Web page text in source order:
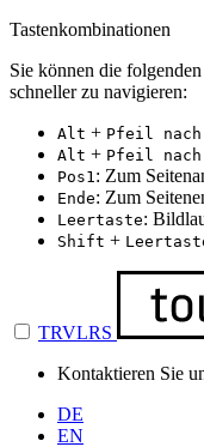
Tastenkombinationen
Sie können die
schneller zu navigieren:
Alt + Pfeil
Alt + Pfeil
Pos1: Zum
Ende: Zum
Leertaste:
Shift +
TRVLRS
Kontaktieren Sie
DE
EN